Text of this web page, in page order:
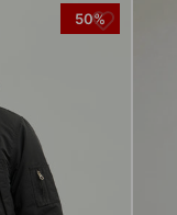
50%